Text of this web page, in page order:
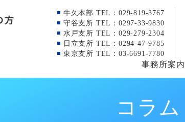
事務所案内
牛久本部 TEL：029-819-3767
守谷支所 TEL：0297-33-9830
水戸支所 TEL：029-279-2304
日立支所 TEL：0294-47-9785
東京支所 TEL：03-6691-7780
コラム